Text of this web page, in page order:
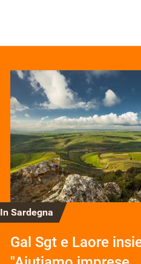
In Sardegna
Gal Sgt e Laore